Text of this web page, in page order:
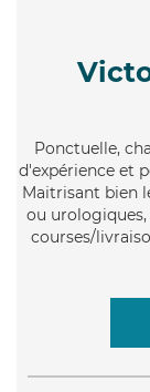
Ponctuelle,
d'expérience et
Maitrisant bien
ou
courses/